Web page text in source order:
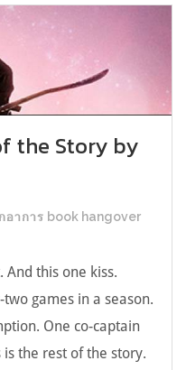
the Story by
อาการ book hangover
And this one kiss.
games in a season.
One co-captain
the rest of the story.